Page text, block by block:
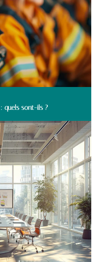
quels sont-ils ?